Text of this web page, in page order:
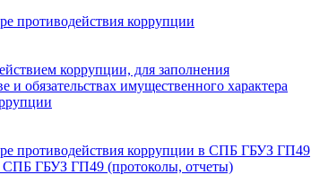
противодействия коррупции
коррупции, для заполнения
обязательствах имущественного характера
противодействия коррупции в СПБ ГБУЗ ГП49
ГБУЗ ГП49 (протоколы, отчеты)